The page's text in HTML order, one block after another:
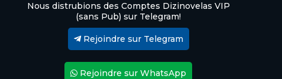
Nous distrubions des Comptes Dizinovelas VIP
(sans Pub) sur Telegram!
Rejoindre sur Telegram
Rejoindre sur WhatsApp